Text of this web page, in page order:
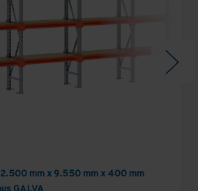
mm x 9.550 mm x 400 mm